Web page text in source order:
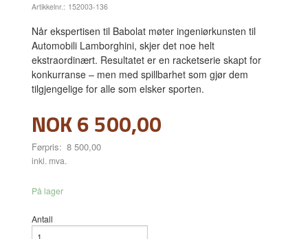
Artikkelnr.: 152003-136
Når ekspertisen til Babolat møter ingeniørkunsten til
Automobili Lamborghini, skjer det noe helt
ekstraordinært. Resultatet er en racketserie skapt for
konkurranse – men med spillbarhet som gjør dem
tilgjengelige for alle som elsker sporten.
Tilbud
NOK6 500,00
Førpris: 8 500,00
Rabatt
inkl. mva.
På lager
Antall